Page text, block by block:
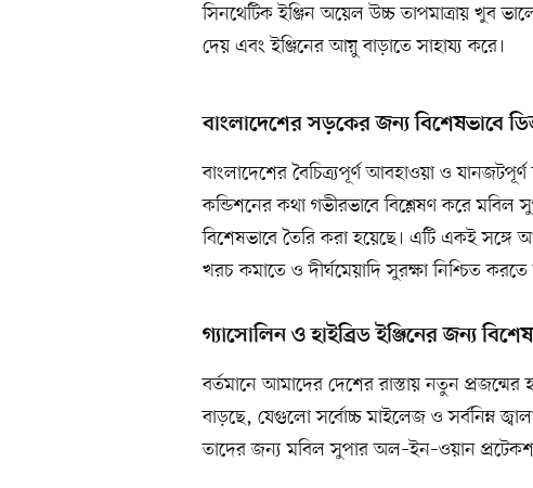
সিনথেটিক ইঞ্জিন অয়েল উচ্চ তাপমাত্রায় খুব
দেয় এবং ইঞ্জিনের আয়ু বাড়াতে সাহায্য করে।
বাংলাদেশের সড়কের জন্য বিশেষভাবে
বাংলাদেশের বৈচিত্র্যপূর্ণ আবহাওয়া ও
কন্ডিশনের কথা গভীরভাবে বিশ্লেষণ করে
বিশেষভাবে তৈরি করা হয়েছে। এটি একই সঙ্গে
খরচ কমাতে ও দীর্ঘমেয়াদি সুরক্ষা নিশ্চিত
গ্যাসোলিন ও হাইব্রিড ইঞ্জিনের জন্য
বর্তমানে আমাদের দেশের রাস্তায় নতুন প্রজন্মের
বাড়ছে, যেগুলো সর্বোচ্চ মাইলেজ ও সর্বনিম্ন
তাদের জন্য মবিল সুপার অল–ইন–ওয়ান